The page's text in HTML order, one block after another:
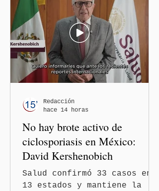
comentarios que emitieron
en el podcast "DesCasadas"
contra las personas adultas
mayores no pueden
justificarse como una
simple opinión o una broma.
No hay brote activo de
ciclosporiasis en México:
David Kershenobich
Salud confirmó 33 casos en
13 estados y mantiene la
Redacción
hace 14 horas